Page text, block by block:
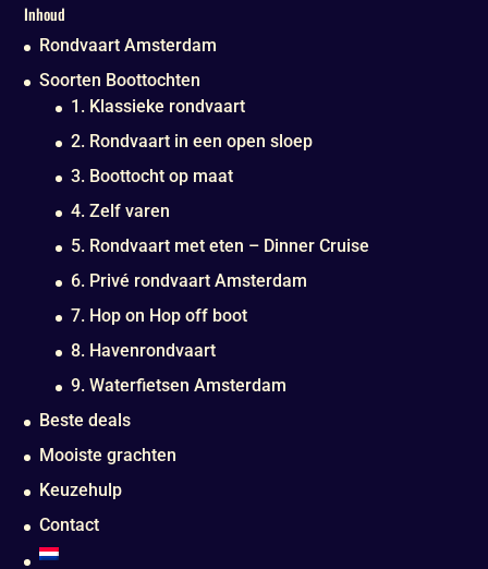
Inhoud
Rondvaart Amsterdam
Soorten Boottochten
1. Klassieke rondvaart
2. Rondvaart in een open sloep
3. Boottocht op maat
4. Zelf varen
5. Rondvaart met eten – Dinner Cruise
6. Privé rondvaart Amsterdam
7. Hop on Hop off boot
8. Havenrondvaart
9. Waterfietsen Amsterdam
Beste deals
Mooiste grachten
Keuzehulp
Contact